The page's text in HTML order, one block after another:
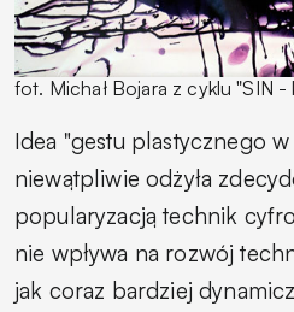
fot. Michał Bojara z cyklu "SIN -
Idea "gestu plastycznego
niewątpliwie odżyła
popularyzacją technik
nie wpływa na rozwój
jak coraz bardziej